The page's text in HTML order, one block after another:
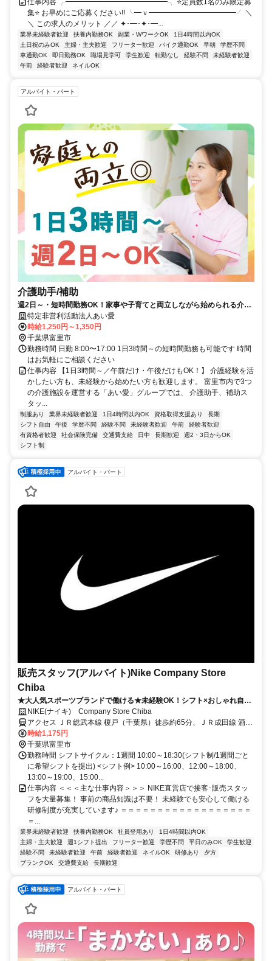
集⭐ お早めにご応募ください!! ╰━ｖ━━━━━━━━━━━━╯ ＼
＼ この求人のメリット ／／ ✦･━･✦･━...
業界未経験者歓迎 扶養内勤務OK 副業・WワークOK
1日4時間以内OK
土日祝のみOK
主婦・主夫歓迎 フリーター歓迎 バイク通勤OK 早朝
学歴不問
車通勤OK
即日勤務OK 職場見学可 学生歓迎 転勤なし 経験不問
未経験者歓迎
午前
経験者歓迎 ネイルOK
アルバイト・パート
介護助手/補助
週2日～・短時間勤務OK！家事や子育てと両立しながら始められる介護
スタッフ募集
特定非営利活動法人あい愛
時給1,250円～1,350円
千葉県富里市
勤務時間 日勤 8:00〜17:00 1日3時間～の短時間勤務も可能です 時間
はお気軽にご相談ください
仕事内容 【1日3時間～／午前だけ・午後だけもOK！】 介護経験を活
かしたい方も、未経験から始めたい方も歓迎します。 富里市内で3つ
の介護施設を運営する「あい愛」グループでは、 介護助手、補助ス
タッ...
制服あり 業界未経験者歓迎 1日4時間以内OK 資格取得支援あり
長期
シフト自由
午後 学歴不問 経験不問 未経験者歓迎 午前
経験者歓迎
有資格者歓迎
社会保険完備 交通費支給 日中 長期歓迎
週2・3日からOK
シフト制
アルバイト・パート
販売スタッフ(アルバイト)Nike Company Store
Chiba
★大人気スポーツブランドで働ける★未経験OK！シフト×おしゃれ自由
度MAX！学生も働きやすい！洗練された空間で髪色ネイル自由！自分ら
しく働ける！
NIKE(ナイキ) Company Store Chiba
アクセス ＪＲ総武本線 榎戸（千葉県）徒歩約65分、ＪＲ成田線 酒々
井東口徒歩約76分、ＪＲ総武本線 八街北口徒歩約75分 成田駅より車
で20分
時給1,175円
千葉県富里市
勤務時間 シフトサイクル：1週間 10:00～18:30(シフト制/1週間ごと
に希望シフトを提出) <シフト例> 10:00～16:00、12:00～18:00、
13:00～19:00、15:00...
仕事内容 ＜＜＜主な仕事内容＞＞＞ NIKE直営店で接客･販売スタッ
フを大量募集！ 事前の商品知識は不要！ 未経験でも安心して働ける
研修制度が充実しています♪ ＝＝＝＝＝＝＝＝＝＝＝＝＝＝＝＝＝＝
＝...
業界未経験者歓迎 扶養内勤務OK 社員登用あり
1日4時間以内OK
主婦・主夫歓迎
週1シフト提出 フリーター歓迎 学歴不問 平日のみOK
学生歓迎
経験不問
未経験者歓迎 午前 経験者歓迎 ネイルOK 研修あり
夕方
ブランクOK
交通費支給 長期歓迎
アルバイト・パート